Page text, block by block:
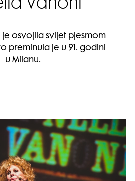
Vanoni
osvojila svijet pjesmom
preminula je u 91. godini
u Milanu.